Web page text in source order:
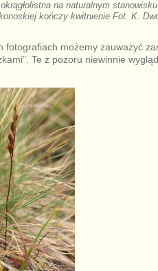
na naturalnym
kończy kwitnienie Fot. K.
fotografiach możemy zauważyć
Te z pozoru niewinnie